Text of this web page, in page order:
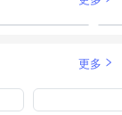
更多